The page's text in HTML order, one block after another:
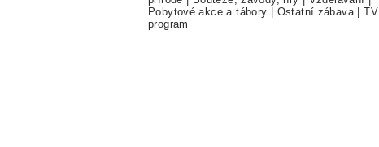
Pobytové akce a tábory
Ostatní zábava|TV
program